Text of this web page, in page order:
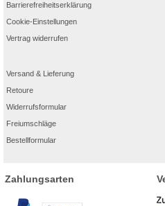
Barrierefreiheitserklärung
Cookie-Einstellungen
Vertrag widerrufen
Versand & Lieferung
Retoure
Widerrufsformular
Freiumschläge
Bestellformular
Zahlungsarten